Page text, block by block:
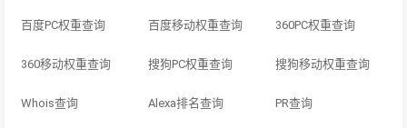
百度PC权重查询 百度移动权重查询 360PC权重查询
360移动权重查询 搜狗PC权重查询 搜狗移动权重查询
Whois查询 Alexa排名查询 PR查询